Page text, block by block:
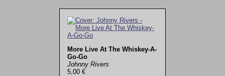
More Live At The Whiskey-A-
Go-Go
Johnny Rivers
5,00 €